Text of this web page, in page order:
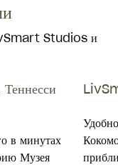
Studios и
в минутах
Музея